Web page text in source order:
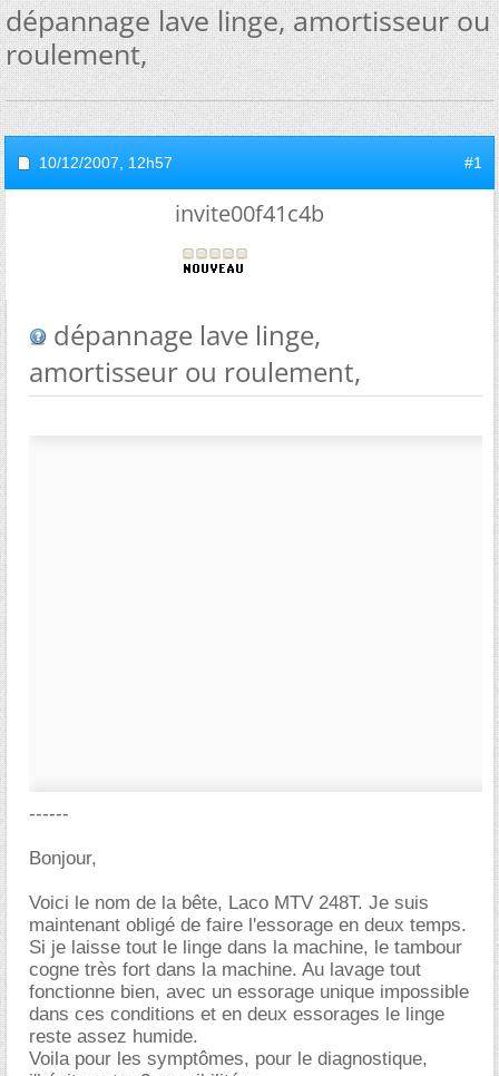
dépannage lave linge, amortisseur ou
roulement,
10/12/2007, 12h57 #1
invite00f41c4b
dépannage lave linge,
amortisseur ou roulement,
------
Bonjour,
Voici le nom de la bête, Laco MTV 248T. Je suis
maintenant obligé de faire l'essorage en deux temps.
Si je laisse tout le linge dans la machine, le tambour
cogne très fort dans la machine. Au lavage tout
fonctionne bien, avec un essorage unique impossible
dans ces conditions et en deux essorages le linge
reste assez humide.
Voila pour les symptômes, pour le diagnostique,